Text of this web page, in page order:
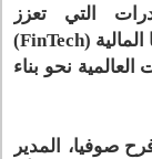
التي تعزز
استراتيجيات المملكة في مجالات التكنولوجيا المالية (FinTech)
نحو بناء
صوفيا، المدير